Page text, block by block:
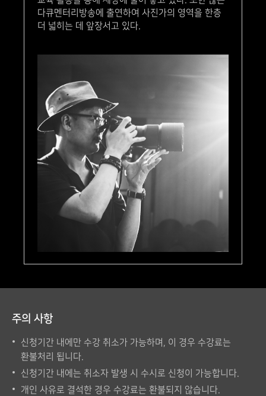
다큐멘터리방송에 출연하여 사진가의 영역을 한층
더 넓히는 데 앞장서고 있다.
주의 사항
신청기간 내에만 수강 취소가 가능하며, 이 경우 수강료는
환불처리 됩니다.
신청기간 내에는 취소자 발생 시 수시로 신청이 가능합니다.
개인 사유로 결석한 경우 수강료는 환불되지 않습니다.